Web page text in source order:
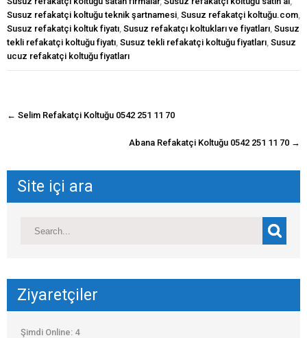
Susuz refakatçi koltuğu teknik şartnamesi Susuz refakatçi koltuğu.com
Susuz refakatçi koltuk fiyatı Susuz refakatçı koltukları ve fiyatları Susuz
tekli refakatçi koltuğu fiyatı Susuz tekli refakatçi koltuğu fiyatları Susuz
ucuz refakatçi koltuğu fiyatları
navigasyon
← Selim Refakatçi Koltuğu 0542 251 11 70
Abana Refakatçi Koltuğu 0542 251 11 70 →
Site içi ara
Ziyaretçiler
Şimdi Online: 4